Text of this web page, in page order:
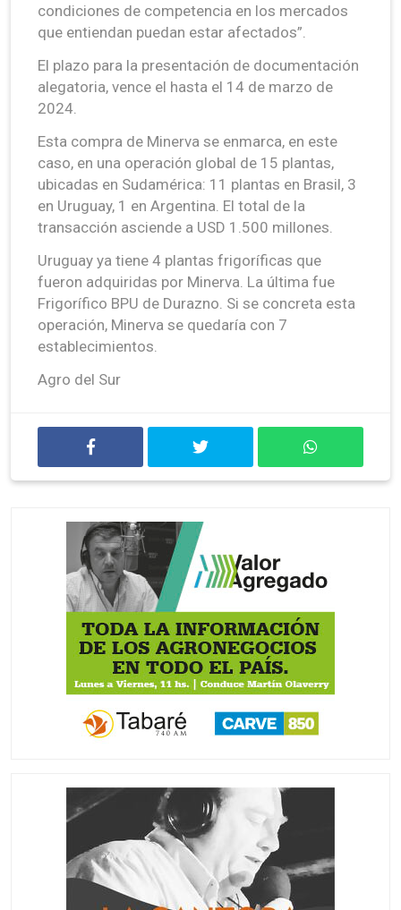
condiciones de competencia en los mercados
que entiendan puedan estar afectados”.
El plazo para la presentación de documentación
alegatoria, vence el hasta el 14 de marzo de
2024.
Esta compra de Minerva se enmarca, en este
caso, en una operación global de 15 plantas,
ubicadas en Sudamérica: 11 plantas en Brasil, 3
en Uruguay, 1 en Argentina. El total de la
transacción asciende a USD 1.500 millones.
Uruguay ya tiene 4 plantas frigoríficas que
fueron adquiridas por Minerva. La última fue
Frigorífico BPU de Durazno. Si se concreta esta
operación, Minerva se quedaría con 7
establecimientos.
Agro del Sur